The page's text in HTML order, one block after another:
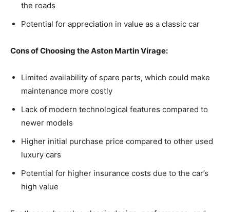
the ⁢roads
Potential for appreciation​ in ⁤value as a classic​ car
Cons of Choosing the Aston ⁢Martin Virage:
Limited availability ⁤of spare​ parts, which could make
‌maintenance more‍ costly
Lack of modern technological⁤ features compared​ to
newer models
Higher⁣ initial purchase price⁣ compared to​ other used
luxury cars
Potential for higher insurance costs due ‌to the car’s
high value